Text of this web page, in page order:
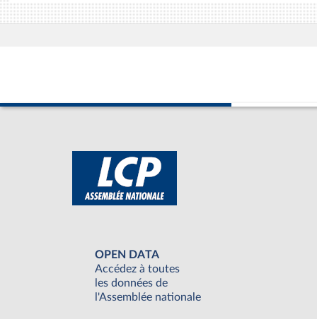
OPEN DATA
Accédez à toutes
les données de
l'Assemblée nationale